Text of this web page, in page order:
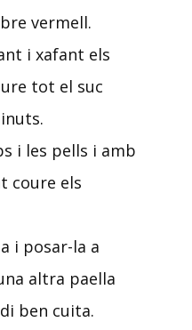
vermell.
i xafant els
tot el suc
i les pells i amb
coure els
i posar-la a
altra paella
ben cuita.